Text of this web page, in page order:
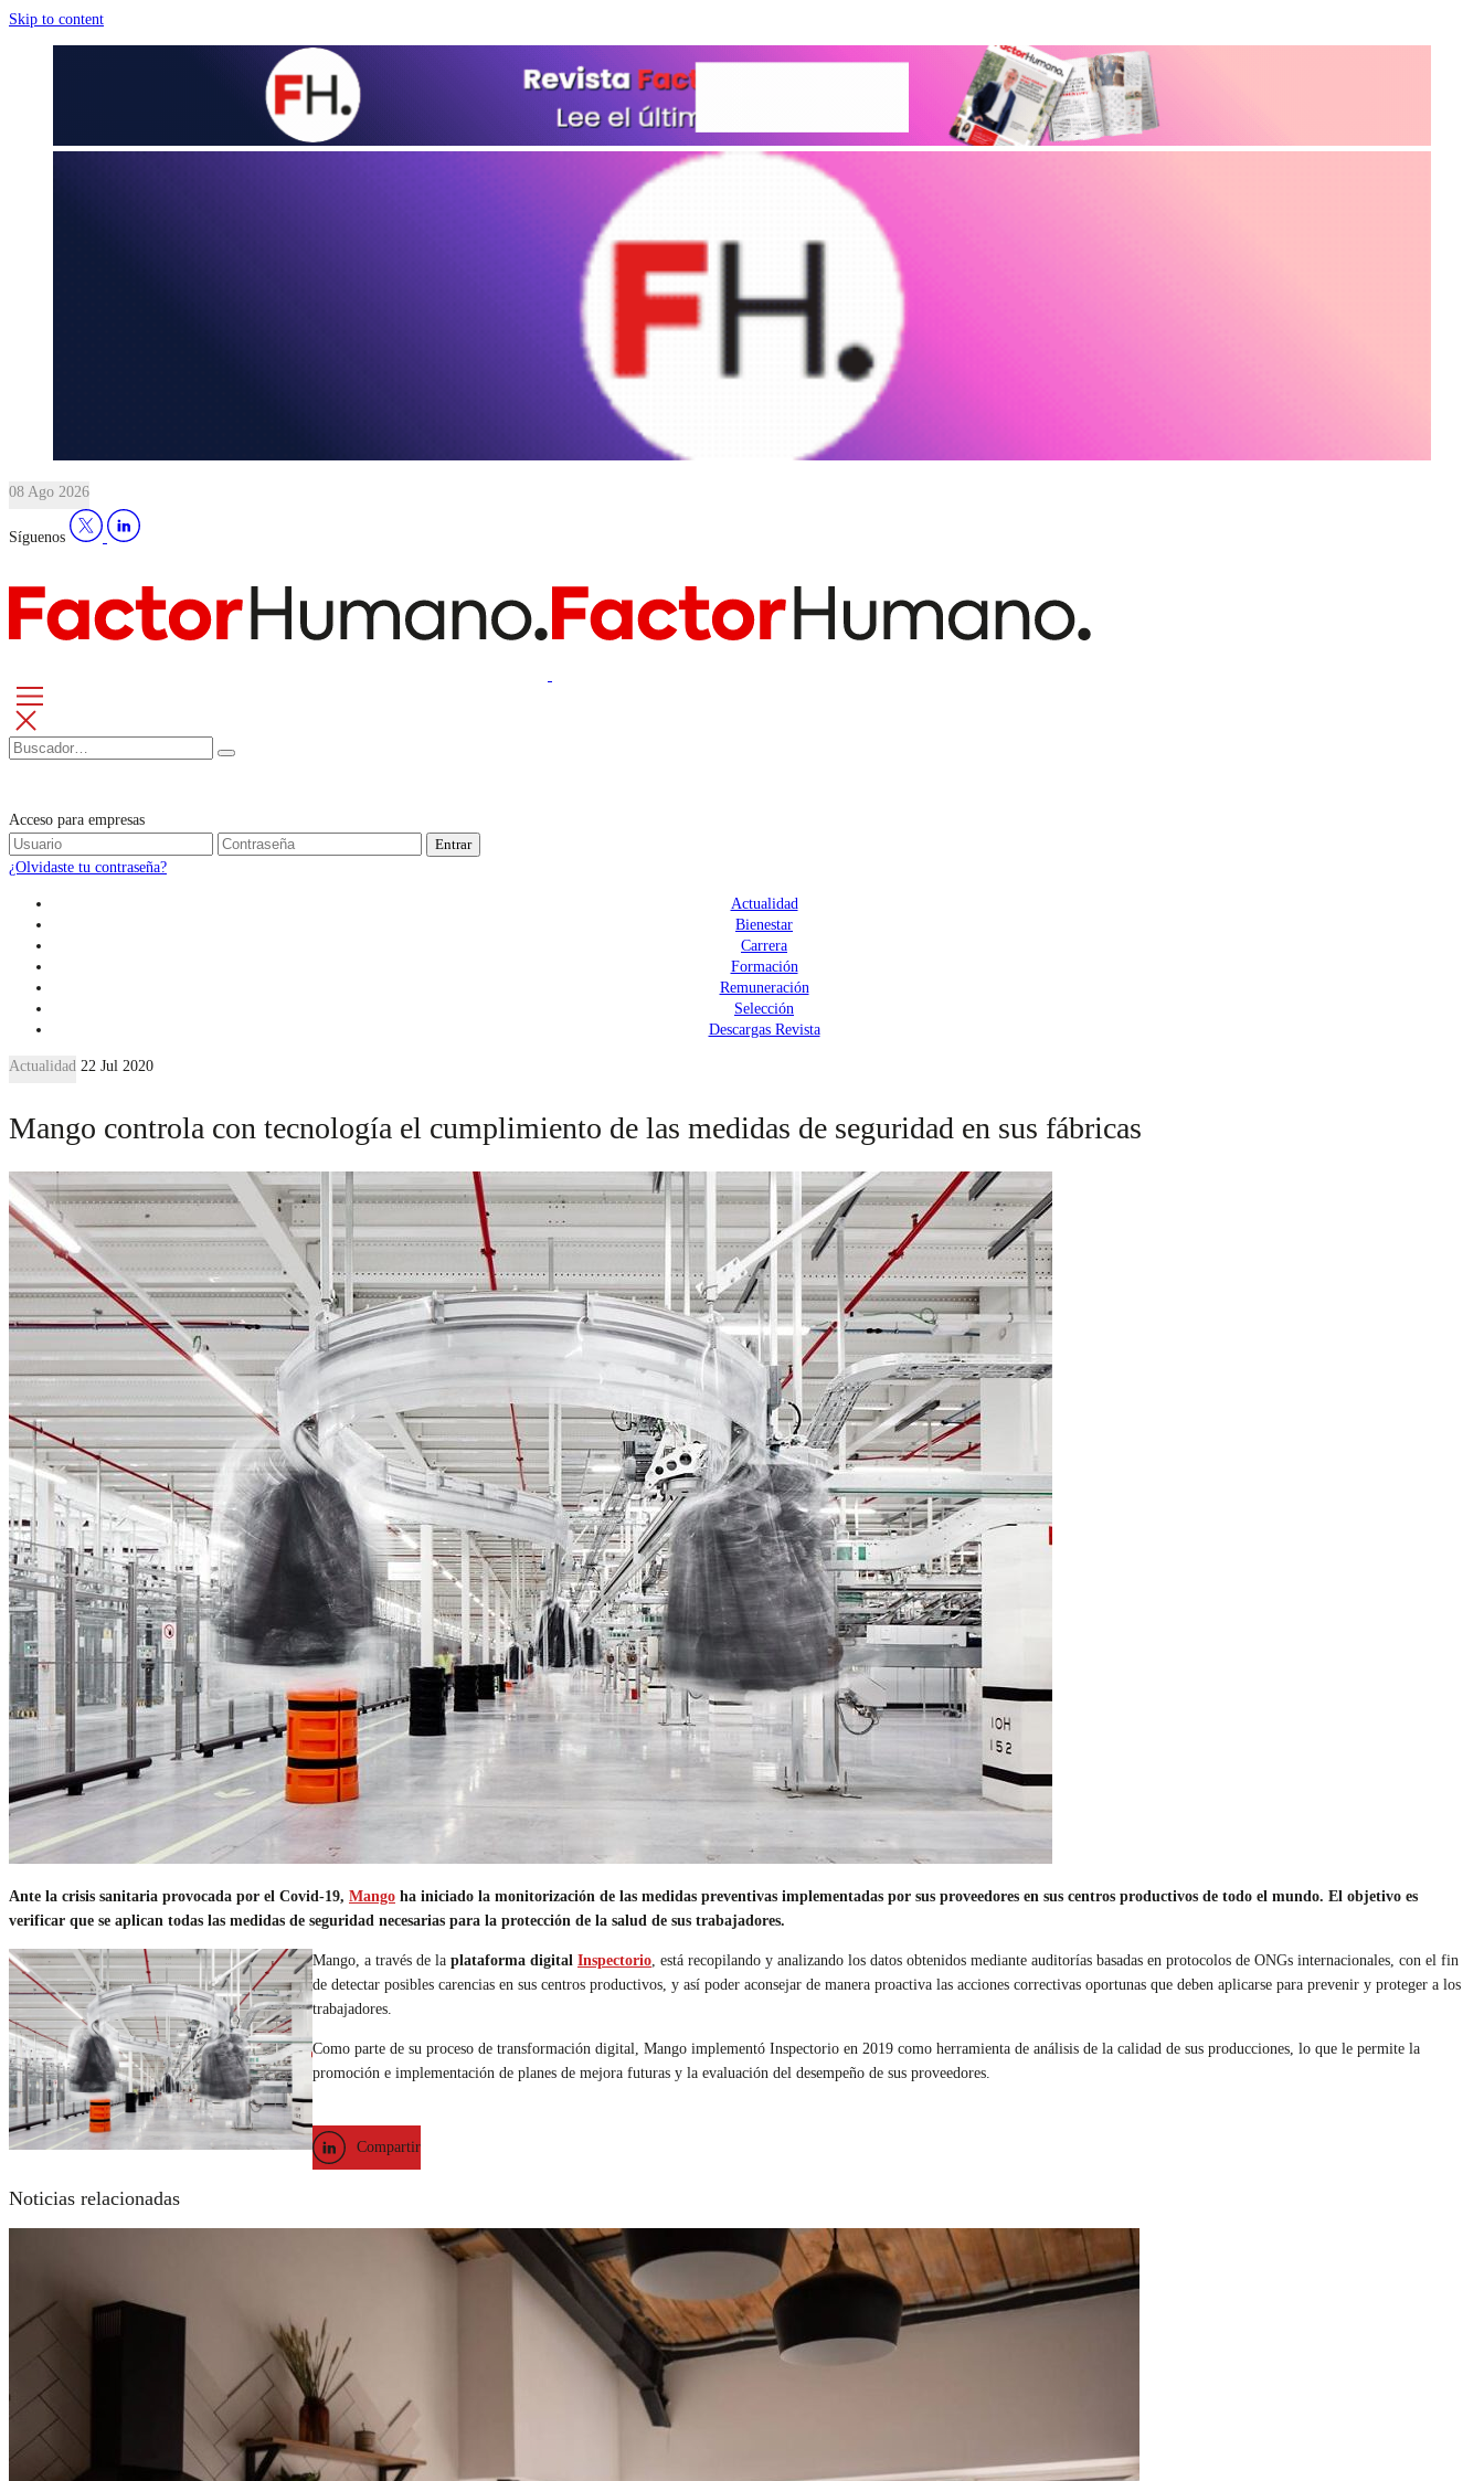
Skip to content
08 Ago 2026
Síguenos
Acceso para empresas
Entrar
¿Olvidaste tu contraseña?
Actualidad
Bienestar
Carrera
Formación
Remuneración
Selección
Descargas Revista
Actualidad 22 Jul 2020
Mango controla con tecnología el cumplimiento de las medidas de seguridad en sus fábricas
Ante la crisis sanitaria provocada por el Covid-19, Mango ha iniciado la monitorización de las medidas preventivas implementadas por sus proveedores en sus centros productivos de todo el mundo. El objetivo es
verificar que se aplican todas las medidas de seguridad necesarias para la protección de la salud de sus trabajadores.
Mango, a través de la plataforma digital Inspectorio , está recopilando y analizando los datos obtenidos mediante auditorías basadas en protocolos de ONGs internacionales, con el fin
de detectar posibles carencias en sus centros productivos, y así poder aconsejar de manera proactiva las acciones correctivas oportunas que deben aplicarse para prevenir y proteger a los
trabajadores.
Como parte de su proceso de transformación digital, Mango implementó Inspectorio en 2019 como herramienta de análisis de la calidad de sus producciones, lo que le permite la
promoción e implementación de planes de mejora futuras y la evaluación del desempeño de sus proveedores.
Compartir
Noticias relacionadas